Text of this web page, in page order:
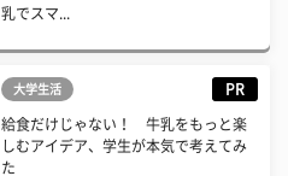
乳でスマ...
大学生活 PR
給食だけじゃない！ 牛乳をもっと楽
しむアイデア、学生が本気で考えてみ
た